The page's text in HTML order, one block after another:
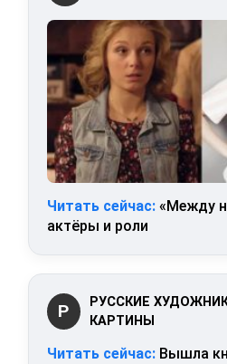
Читать сейчас: «Между
актёры и роли
Р
РУССКИЕ
КАРТИНЫ
Читать сейчас: Вышла